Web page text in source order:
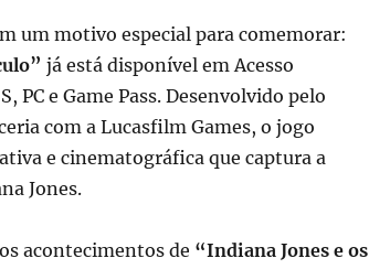
um motivo especial para comemorar:
já está disponível em Acesso
PC e Game Pass. Desenvolvido pelo
com a Lucasfilm Games, o jogo
e cinematográfica que captura a
Jones.
acontecimentos de “Indiana Jones e os